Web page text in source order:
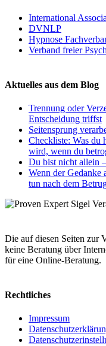
International
DVNLP
Hypnose
Verband freier
Aktuelles aus dem Blog
Trennung oder
Entscheidung triffst
Seitensprung
Checkliste: Was du
wird, wenn du
Du bist nicht allein
Wenn der Gedanke
tun nach dem
Die auf diesen Seiten zur
keine Beratung über
für eine Online-Beratung.
Rechtliches
Impressum